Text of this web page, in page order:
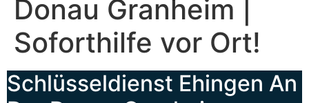
Donau Granheim |
Soforthilfe vor Ort!
Schlüsseldienst Ehingen An